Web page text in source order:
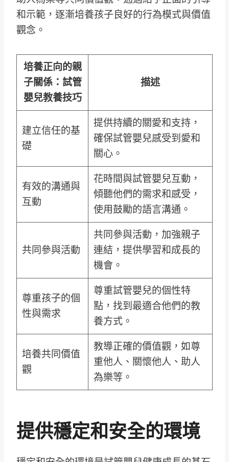
和示範，逐漸培養孩子良好的行為模式與價值
觀念。
培養正向的親
子關係：試管
嬰兒教養技巧
描述
建立信任的基
礎
提供持續的關愛和支持，
確保試管嬰兒感受到愛和
關心。
有效的溝通與
互動
花時間與試管嬰兒互動，
傾聽他們的需求和感受，
使用鼓勵的語言溝通。
共同參與活動
共同參與活動，加強親子
連結，提供學習和成長的
機會。
尊重孩子的個
性與需求
尊重試管嬰兒的個性特
點，找到最適合他們的教
養方式。
培養共同價值
觀
教導正確的價值觀，如尊
重他人、關懷他人、助人
為樂等。
提供穩定和安全的環境